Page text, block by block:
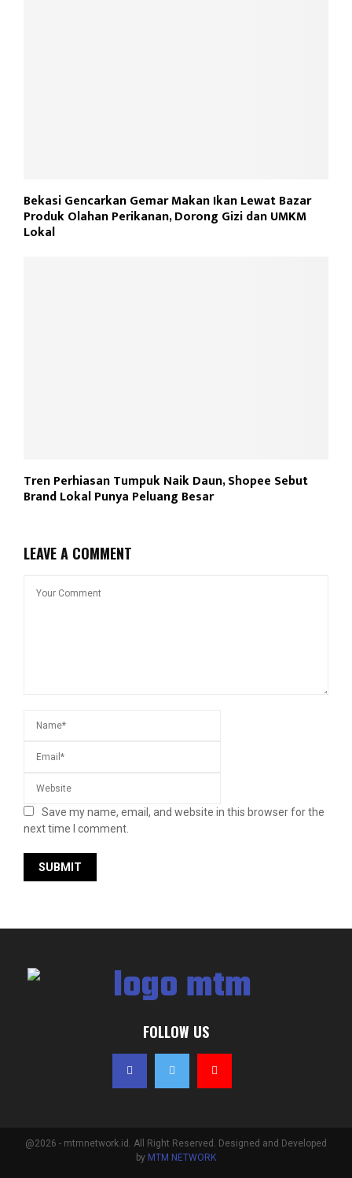
Bekasi Gencarkan Gemar Makan Ikan Lewat Bazar
Produk Olahan Perikanan, Dorong Gizi dan UMKM
Lokal
Tren Perhiasan Tumpuk Naik Daun, Shopee Sebut
Brand Lokal Punya Peluang Besar
LEAVE A COMMENT
Save my name, email, and website in this browser for the
next time I comment.
FOLLOW US
@2026 - mtmnetwork.id. All Right Reserved. Designed and Developed
by MTM NETWORK